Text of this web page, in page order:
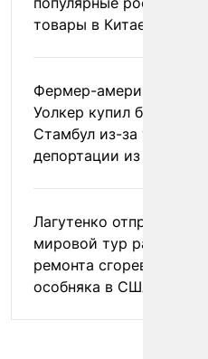
товары в Китае
Фермер-американец
Уолкер купил билет в
Стамбул из-за угрозы
депортации из России
Лагутенко отправился в
мировой тур ради
ремонта сгоревшего
особняка в США